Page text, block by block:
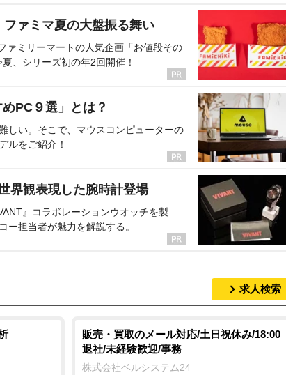
ァミマ夏の大盤振る舞い
ァミリーマートの人気企画「お値段その
、シリーズ初の年2回開催！
PC９選」とは？
しい。そこで、マウスコンピューターの
ルをご紹介！
界観表現した腕時計登場
』コラボレーションウオッチを製
ー担当者が魅力を解説する。
求人検索
販売・買取のメール対応/土日祝休み/18:00
退社/未経験歓迎/事務
株式会社ベルシステム24